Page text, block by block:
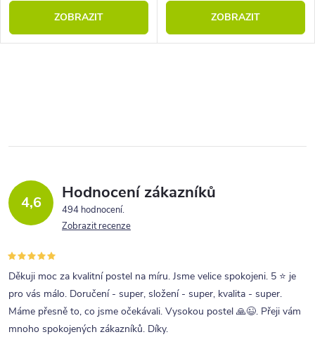
ZOBRAZIT ZOBRAZIT
4,6 Hodnocení zákazníků
494 hodnocení
Zobrazit recenze
Děkuji moc za kvalitní postel na míru. Jsme velice spokojeni. 5 ⭐ je
pro vás málo. Doručení - super, složení - super, kvalita - super.
Máme přesně to, co jsme očekávali. Vysokou postel 🙏😉. Přeji vám
mnoho spokojených zákazníků. Díky.